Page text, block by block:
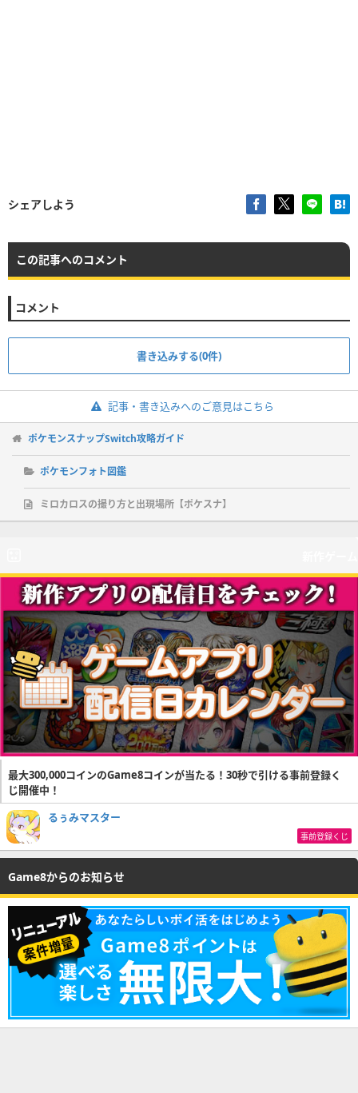
シェアしよう
この記事へのコメント
コメント
書き込みする(0件)
記事・書き込みへのご意見はこちら
ポケモンスナップSwitch攻略ガイド
ポケモンフォト図鑑
ミロカロスの撮り方と出現場所【ポケスナ】
最大300,000コインのGame8コインが当たる！30秒で引ける事前登録く
じ開催中！
るぅみマスター
事前登録くじ
Game8からのお知らせ